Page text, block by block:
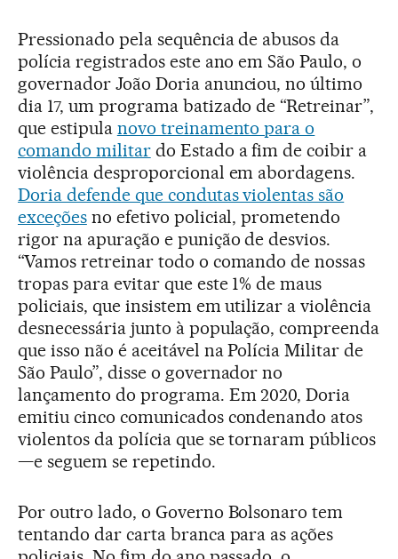
Pressionado pela sequência de abusos da
polícia registrados este ano em São Paulo, o
governador João Doria anunciou, no último
dia 17, um programa batizado de “Retreinar”,
que estipula novo treinamento para o
comando militardo Estado a fim de coibir a
violência desproporcional em abordagens.
Doria defende que condutas violentas são
exceçõesno efetivo policial, prometendo
rigor na apuração e punição de desvios.
“Vamos retreinar todo o comando de nossas
tropas para evitar que este 1% de maus
policiais, que insistem em utilizar a violência
desnecessária junto à população, compreenda
que isso não é aceitável na Polícia Militar de
São Paulo”, disse o governador no
lançamento do programa. Em 2020, Doria
emitiu cinco comunicados condenando atos
violentos da polícia que se tornaram públicos
—e seguem se repetindo.
Por outro lado, o Governo Bolsonaro tem
tentando dar carta branca para as ações